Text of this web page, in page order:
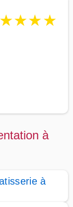
★★★★
à
à